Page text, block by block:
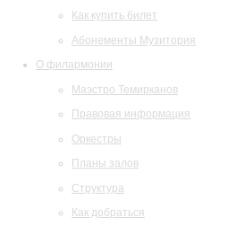
Как купить билет
Абонементы Музитория
О филармонии
Маэстро Темирканов
Правовая информация
Оркестры
Планы залов
Структура
Как добраться